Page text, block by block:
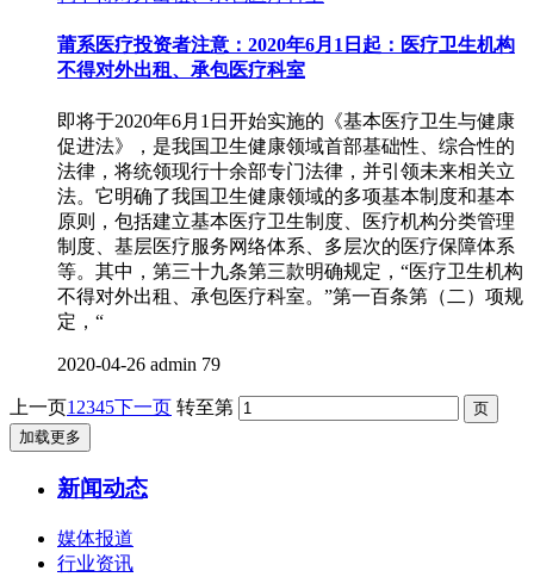
莆系医疗投资者注意：2020年6月1日起：医疗卫生机构
不得对外出租、承包医疗科室
即将于2020年6月1日开始实施的《基本医疗卫生与健康
促进法》，是我国卫生健康领域首部基础性、综合性的
法律，将统领现行十余部专门法律，并引领未来相关立
法。它明确了我国卫生健康领域的多项基本制度和基本
原则，包括建立基本医疗卫生制度、医疗机构分类管理
制度、基层医疗服务网络体系、多层次的医疗保障体系
等。其中，第三十九条第三款明确规定，“医疗卫生机构
不得对外出租、承包医疗科室。”第一百条第（二）项规
定，“
2020-04-26 admin 79
上一页1 2345下一页 转至第
加载更多
新闻动态
媒体报道
行业资讯